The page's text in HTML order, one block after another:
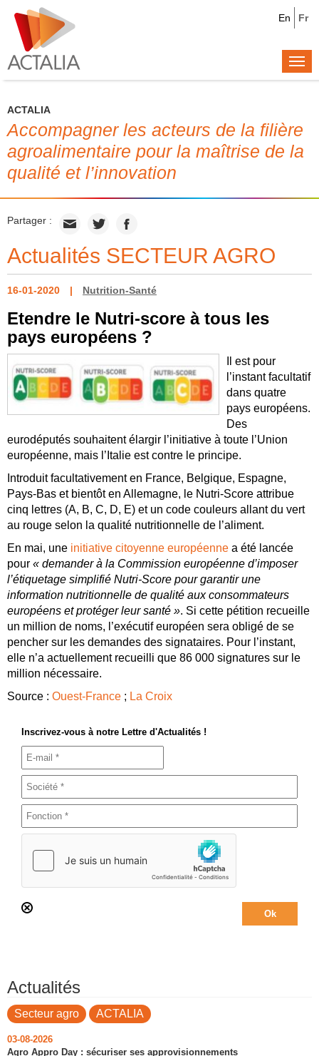
Fr
En
ACTALIA
Accompagner les acteurs de la filière
agroalimentaire pour la maîtrise de la
qualité et l’innovation
Partager :
Actualités SECTEUR AGRO
16-01-2020 Nutrition-Santé
Etendre le Nutri-score à tous les
pays européens ?
Il est pour
l’instant facultatif
dans quatre
pays européens.
Des
eurodéputés souhaitent élargir l’initiative à toute l’Union
européenne, mais l’Italie est contre le principe.
Introduit facultativement en France, Belgique, Espagne,
Pays-Bas et bientôt en Allemagne, le Nutri-Score attribue
cinq lettres (A, B, C, D, E) et un code couleurs allant du vert
au rouge selon la qualité nutritionnelle de l’aliment.
En mai, une initiative citoyenne européenne a été lancée
pour « demander à la Commission européenne d’imposer
l’étiquetage simplifié Nutri-Score pour garantir une
information nutritionnelle de qualité aux consommateurs
européens et protéger leur santé ». Si cette pétition recueille
un million de noms, l’exécutif européen sera obligé de se
pencher sur les demandes des signataires. Pour l’instant,
elle n’a actuellement recueilli que 86 000 signatures sur le
million nécessaire.
Source : Ouest-France ; La Croix
Inscrivez-vous à notre Lettre d'Actualités !
Actualités
Secteur agro ACTALIA
03-08-2026
Agro Appro Day : sécuriser ses approvisionnements